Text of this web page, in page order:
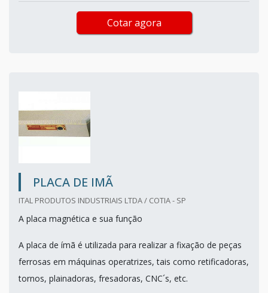
Cotar agora
PLACA DE IMÃ
ITAL PRODUTOS INDUSTRIAIS LTDA / COTIA - SP
A placa magnética e sua função
A placa de ímã é utilizada para realizar a fixação de peças
ferrosas em máquinas operatrizes, tais como retificadoras,
tornos, plainadoras, fresadoras, CNC´s, etc.